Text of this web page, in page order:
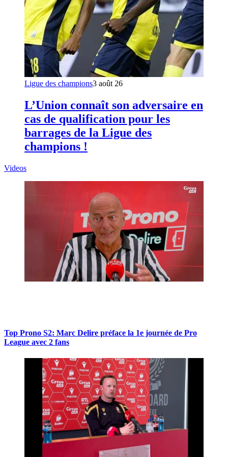
Ligue des champions3 août 26
L’Union connaît son adversaire en
cas de qualification pour les
barrages de la Ligue des
champions !
Videos
Top Prono S2: Marc Delire préface la 1e journée de Pro
League avec 2 fans